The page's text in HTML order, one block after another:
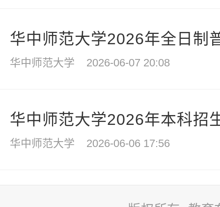
华中师范大学2026年全日制
华中师范大学 2026-06-07 20:08
华中师范大学2026年本科招
华中师范大学 2026-06-06 17:56